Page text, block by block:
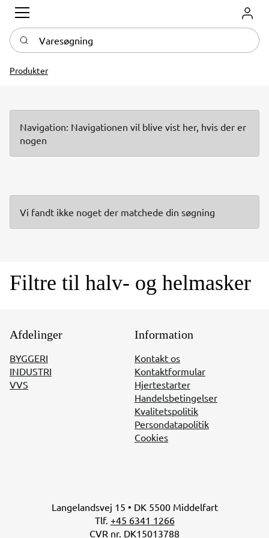
Log
Varesøgning
Produkter
Navigation: Navigationen vil blive vist her, hvis der er
nogen
Vi fandt ikke noget der matchede din søgning
Filtre til halv- og helmasker
Afdelinger
BYGGERI
INDUSTRI
VVS
Information
Kontakt os
Kontaktformular
Hjertestarter
Handelsbetingelser
Kvalitetspolitik
Persondatapolitik
Cookies
Langelandsvej 15 • DK 5500 Middelfart
Tlf. +45 6341 1266
CVR nr. DK15013788